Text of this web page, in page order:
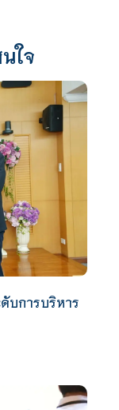
ใจ
บการบริหาร